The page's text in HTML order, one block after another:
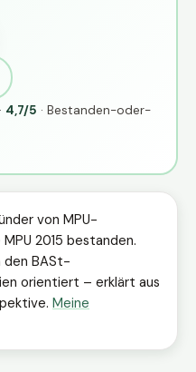
4,7/5 · Bestanden-oder-
von MPU-
2015 bestanden.
den BASt-
orientiert – erklärt aus
Meine